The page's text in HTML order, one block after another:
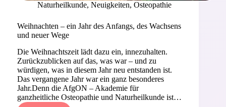
Naturheilkunde, Neuigkeiten, Osteopathie
Weihnachten – ein Jahr des Anfangs, des Wachsens
und neuer Wege
Die Weihnachtszeit lädt dazu ein, innezuhalten.
Zurückzublicken auf das, was war – und zu
würdigen, was in diesem Jahr neu entstanden ist.
Das vergangene Jahr war ein ganz besonderes
Jahr.Denn die AfgON – Akademie für
ganzheitliche Osteopathie und Naturheilkunde ist…